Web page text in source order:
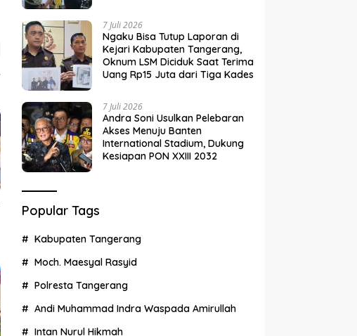
7 Juli 2026
Ngaku Bisa Tutup Laporan di
Kejari Kabupaten Tangerang,
Oknum LSM Diciduk Saat Terima
Uang Rp15 Juta dari Tiga Kades
7 Juli 2026
Andra Soni Usulkan Pelebaran
Akses Menuju Banten
International Stadium, Dukung
Kesiapan PON XXIII 2032
Popular Tags
Kabupaten Tangerang
Moch. Maesyal Rasyid
Polresta Tangerang
Andi Muhammad Indra Waspada Amirullah
Intan Nurul Hikmah